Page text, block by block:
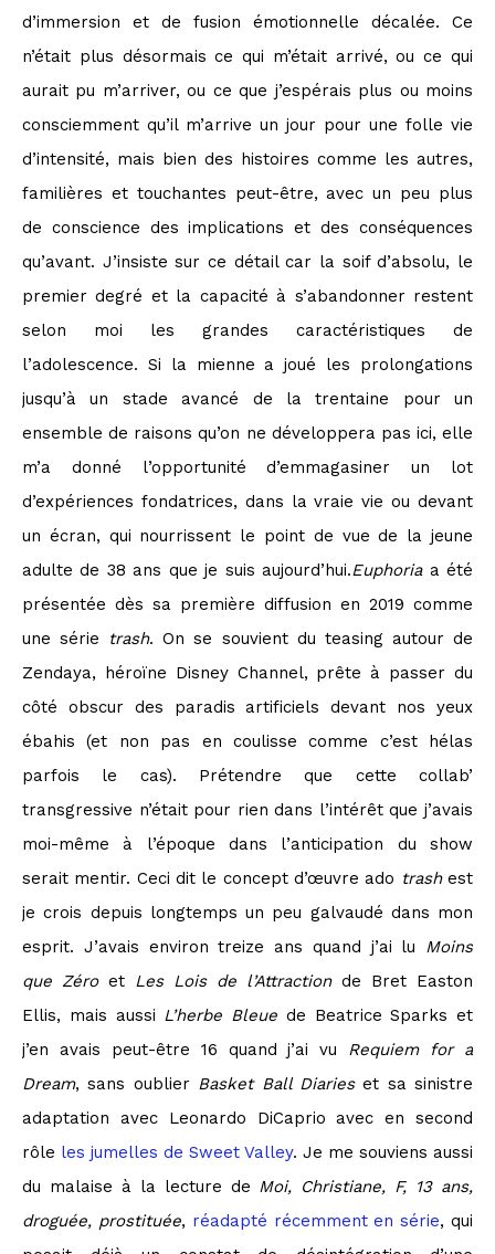
d’immersion et de fusion émotionnelle décalée. Ce
n’était plus désormais ce qui m’était arrivé, ou ce qui
aurait pu m’arriver, ou ce que j’espérais plus ou moins
consciemment qu’il m’arrive un jour pour une folle vie
d’intensité, mais bien des histoires comme les autres,
familières et touchantes peut-être, avec un peu plus
de conscience des implications et des conséquences
qu’avant. J’insiste sur ce détail car la soif d’absolu, le
premier degré et la capacité à s’abandonner restent
selon moi les grandes caractéristiques de
l’adolescence. Si la mienne a joué les prolongations
jusqu’à un stade avancé de la trentaine pour un
ensemble de raisons qu’on ne développera pas ici, elle
m’a donné l’opportunité d’emmagasiner un lot
d’expériences fondatrices, dans la vraie vie ou devant
un écran, qui nourrissent le point de vue de la jeune
adulte de 38 ans que je suis aujourd’hui.Euphoria a été
présentée dès sa première diffusion en 2019 comme
une série trash. On se souvient du teasing autour de
Zendaya, héroïne Disney Channel, prête à passer du
côté obscur des paradis artificiels devant nos yeux
ébahis (et non pas en coulisse comme c’est hélas
parfois le cas). Prétendre que cette collab’
transgressive n’était pour rien dans l’intérêt que j’avais
moi-même à l’époque dans l’anticipation du show
serait mentir. Ceci dit le concept d’œuvre ado trashest
je crois depuis longtemps un peu galvaudé dans mon
esprit. J’avais environ treize ans quand j’ai lu Moins
que Zéroet Les Lois de l’Attraction de Bret Easton
Ellis, mais aussi L’herbe Bleue de Beatrice Sparks et
j’en avais peut-être 16 quand j’ai vu Requiem for a
Dream, sans oublier Basket Ball Diarieset sa sinistre
adaptation avec Leonardo DiCaprio avec en second
rôle les jumelles de Sweet Valley. Je me souviens aussi
du malaise à la lecture de Moi, Christiane, F, 13 ans,
droguée, prostituée, réadapté récemment en série, qui